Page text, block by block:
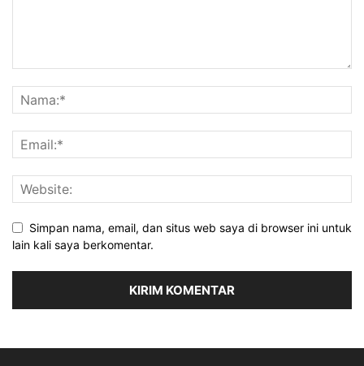
Simpan nama, email, dan situs web saya di browser ini untuk
lain kali saya berkomentar.